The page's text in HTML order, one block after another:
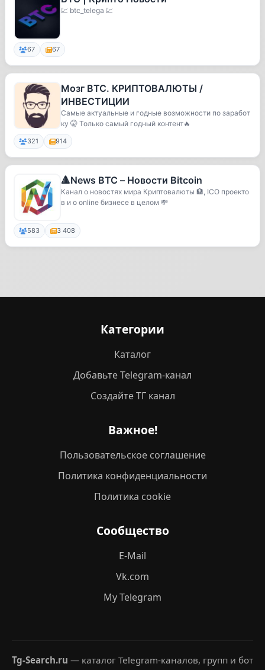
💹 btc_telega 💹
67 67
Мозг BTC. КРИПТОВАЛЮТЫ /
ИНВЕСТИЦИИ
Самые актуальные и годные возможности по заработ
ку 🤫 Только самый годный контент🔥
321 914
🔺News BTC – Новости Bitcoin
Канал о новостях мира Криптовалюты 🏦, ICO проекто
в и о online бизнесе в целом 💸
583 3 408
Категории
Каталог
Добавьте Telegram-канал
Создайте ТГ канал
Важное!
Пользовательское соглашение
Политика конфиденциальности
Политика cookie
Сообщество
E-Mail
Vk.com
My Telegram
Tg-Search.ru — каталог Telegram-каналов, групп и бот